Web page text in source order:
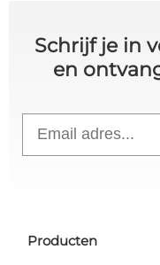
Schrijf je in
en
Producten